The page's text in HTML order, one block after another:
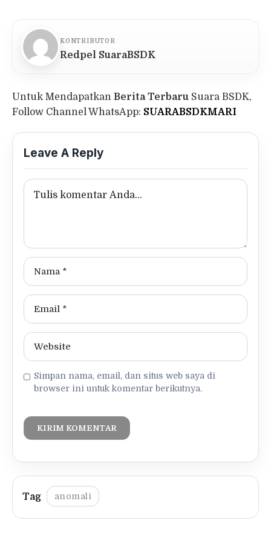
KONTRIBUTOR
Redpel SuaraBSDK
Untuk Mendapatkan Berita Terbaru Suara BSDK,
Follow Channel WhatsApp: SUARABSDKMARI
Leave A Reply
Simpan nama, email, dan situs web saya di
browser ini untuk komentar berikutnya.
anomali